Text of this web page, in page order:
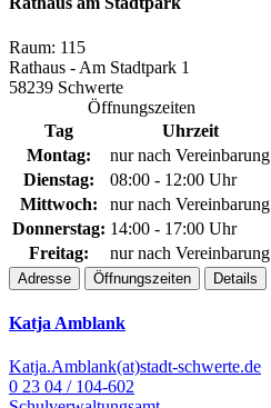
Raum: 115
Rathaus - Am Stadtpark 1
58239 Schwerte
Öffnungszeiten
Tag
Uhrzeit
Montag:
nur nach Vereinbarung
Dienstag:
08:00 - 12:00 Uhr
Mittwoch:
nur nach Vereinbarung
Donnerstag: 14:00 - 17:00 Uhr
Freitag:
nur nach Vereinbarung
Adresse Öffnungszeiten Details
Katja Amblank
Katja.Amblank(at)stadt-schwerte.de
0 23 04 / 104-602